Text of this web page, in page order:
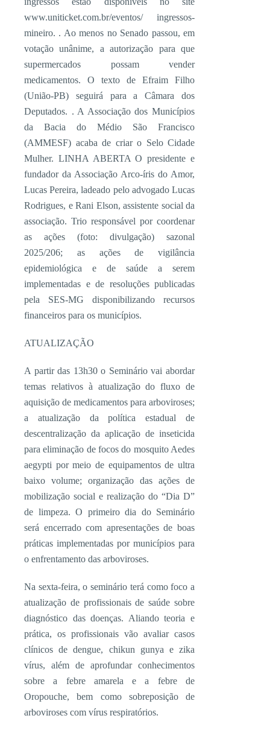
www.uniticket.com.br/eventos/ ingressos-
mineiro. . Ao menos no Senado passou, em
votação unânime, a autorização para que
supermercados possam vender
medicamentos. O texto de Efraim Filho
(União-PB) seguirá para a Câmara dos
Deputados. . A Associação dos Municípios
da Bacia do Médio São Francisco
(AMMESF) acaba de criar o Selo Cidade
Mulher. LINHA ABERTA O presidente e
fundador da Associação Arco-íris do Amor,
Lucas Pereira, ladeado pelo advogado Lucas
Rodrigues, e Rani Elson, assistente social da
associação. Trio responsável por coordenar
as ações (foto: divulgação) sazonal
2025/206; as ações de vigilância
epidemiológica e de saúde a serem
implementadas e de resoluções publicadas
pela SES-MG disponibilizando recursos
financeiros para os municípios.
ATUALIZAÇÃO
A partir das 13h30 o Seminário vai abordar
temas relativos à atualização do fluxo de
aquisição de medicamentos para arboviroses;
a atualização da política estadual de
descentralização da aplicação de inseticida
para eliminação de focos do mosquito Aedes
aegypti por meio de equipamentos de ultra
baixo volume; organização das ações de
mobilização social e realização do “Dia D”
de limpeza. O primeiro dia do Seminário
será encerrado com apresentações de boas
práticas implementadas por municípios para
o enfrentamento das arboviroses.
Na sexta-feira, o seminário terá como foco a
atualização de profissionais de saúde sobre
diagnóstico das doenças. Aliando teoria e
prática, os profissionais vão avaliar casos
clínicos de dengue, chikun gunya e zika
vírus, além de aprofundar conhecimentos
sobre a febre amarela e a febre de
Oropouche, bem como sobreposição de
arboviroses com vírus respiratórios.